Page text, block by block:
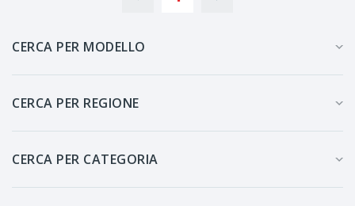
CERCA PER MODELLO
CERCA PER REGIONE
CERCA PER CATEGORIA